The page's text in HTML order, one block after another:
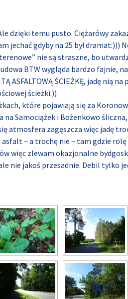
dzięki temu pusto. Ciężarówy
jechać gdyby na 25 był dramat:)))
nie są straszne, bo
BTW wygląda bardzo fajnie, na
ASFALTOWĄ ŚCIEŻKĘ, jadę nią na
ścieżki:))
które pojawiają się za
na Samociążek i Bożenkowo
atmosfera zagęszcza więc jadę
– a trochę nie – tam gdzie rolę
więc zlewam okazjonalne
nie jakoś przesadnie. Debil tylko